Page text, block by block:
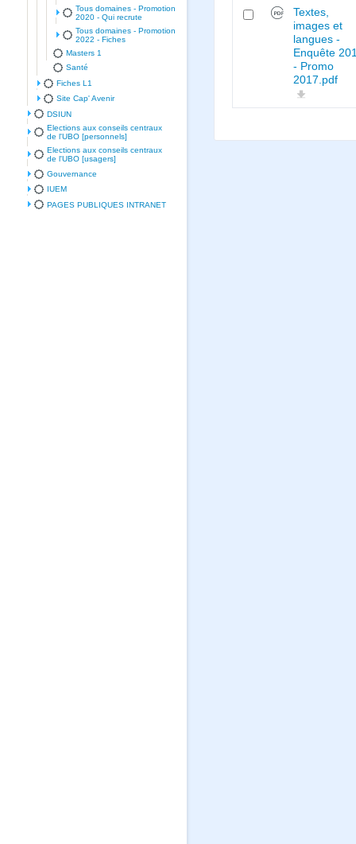
Tous domaines - Promotion
2020 - Qui recrute
Tous domaines - Promotion
2022 - Fiches
Masters 1
Santé
Fiches L1
Site Cap' Avenir
DSIUN
Elections aux conseils centraux
de l'UBO [personnels]
Elections aux conseils centraux
de l'UBO [usagers]
Gouvernance
IUEM
PAGES PUBLIQUES INTRANET
Textes,
images et
langues -
Enquête
- Promo
2017.pdf